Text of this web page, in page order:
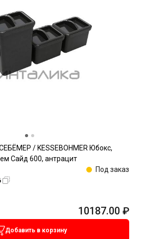
/ KESSEBOHMER Юбокс,
Сайд 600, антрацит
Под заказ
10187.00 ₽
Добавить в корзину